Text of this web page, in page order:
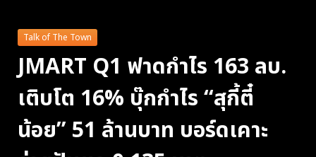
Talk of The Town
JMART Q1 ฟาดกำไร 163 ลบ.
เติบโต 16% บุ๊กกำไร “สุกี้ตี๋
น้อย” 51 ล้านบาท บอร์ดเคาะ